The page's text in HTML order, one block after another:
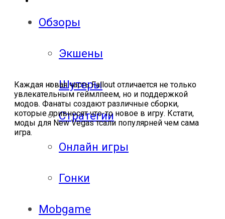
Обзоры
Экшены
Шутеры
Стратегии
Онлайн игры
Гонки
Mobgame
Каждая новая часть Fallout отличается не только
увлекательным геймлпеем, но и поддержкой
модов. Фанаты создают различные сборки,
которые привносят что-то новое в игру. Кстати,
моды для New Vegas тсали популярней чем сама
игра.